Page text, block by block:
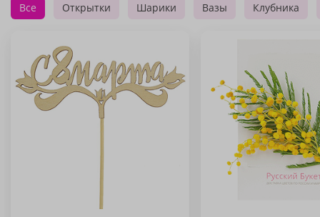
Все Открытки Шарики Вазы Клубника